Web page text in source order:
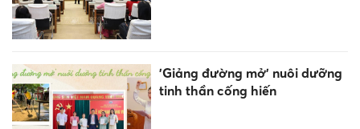
'Giảng đường mở' nuôi dưỡng
tinh thần cống hiến